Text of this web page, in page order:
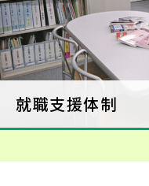
学生生活
学部学科・大学院
就職・資格
就職支援体制